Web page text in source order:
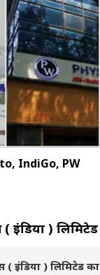
IndiGo, PW
( इंडिया )
) लिमिटेड का